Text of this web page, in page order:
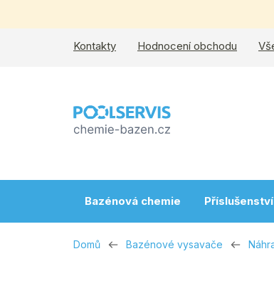
Kontakty Hodnocení obchodu
Bazénová chemie
Domů Bazénové vysavače